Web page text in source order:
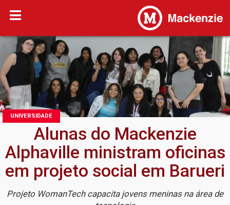
UNIVERSIDADE
Alunas do Mackenzie
Alphaville ministram oficinas
em projeto social em Barueri
Projeto WomanTech capacita jovens meninas na área de